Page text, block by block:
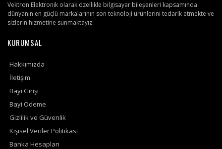
Vektron Elektronik olarak özellikle bilgisayar bileşenleri kapsamında
dünyanın en güçlü markalarının son teknoloji ürünlerini tedarik etmekte ve
sizlerin hizmetine sunmaktayız.
KURUMSAL
Hakkımızda
İletişim
Bayi Girişi
Bayi Ödeme
Gizlilik ve Güvenlik
Kişisel Veriler Politikası
Banka Hesapları